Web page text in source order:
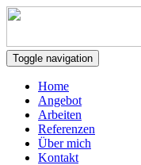
Toggle navigation
Home
Angebot
Arbeiten
Referenzen
Über mich
Kontakt